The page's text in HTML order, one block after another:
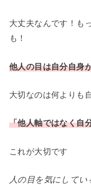
大丈夫なんです！も
も！
他人の目は自分自身
大切なのは何よりも
「他人軸ではなく自
これが大切です
人の目を気にして